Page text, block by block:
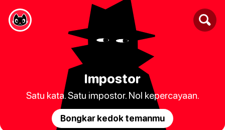
Impostor
Satu kata. Satu impostor. Nol kepercayaan.
Bongkar kedok temanmu